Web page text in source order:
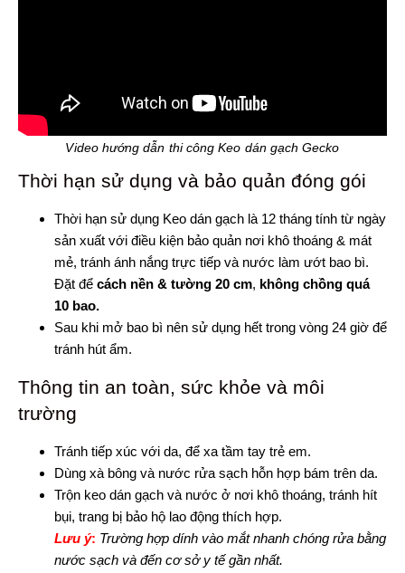
Video hướng dẫn thi công Keo dán gạch Gecko
Thời hạn sử dụng và bảo quản đóng gói
Thời hạn sử dụng Keo dán gạch là 12 tháng tính từ ngày
sản xuất với điều kiện bảo quản nơi khô thoáng & mát
mẻ, tránh ánh nắng trực tiếp và nước làm ướt bao bì.
Đặt để cách nền & tường 20 cm, không chồng quá
10 bao.
Sau khi mở bao bì nên sử dụng hết trong vòng 24 giờ để
tránh hút ẩm.
Thông tin an toàn, sức khỏe và môi
trường
Tránh tiếp xúc với da, để xa tầm tay trẻ em.
Dùng xà bông và nước rửa sạch hỗn hợp bám trên da.
Trộn keo dán gạch và nước ở nơi khô thoáng, tránh hít
bụi, trang bị bảo hộ lao động thích hợp.
Lưu ý: Trường hợp dính vào mắt nhanh chóng rửa bằng
nước sạch và đến cơ sở y tế gần nhất.